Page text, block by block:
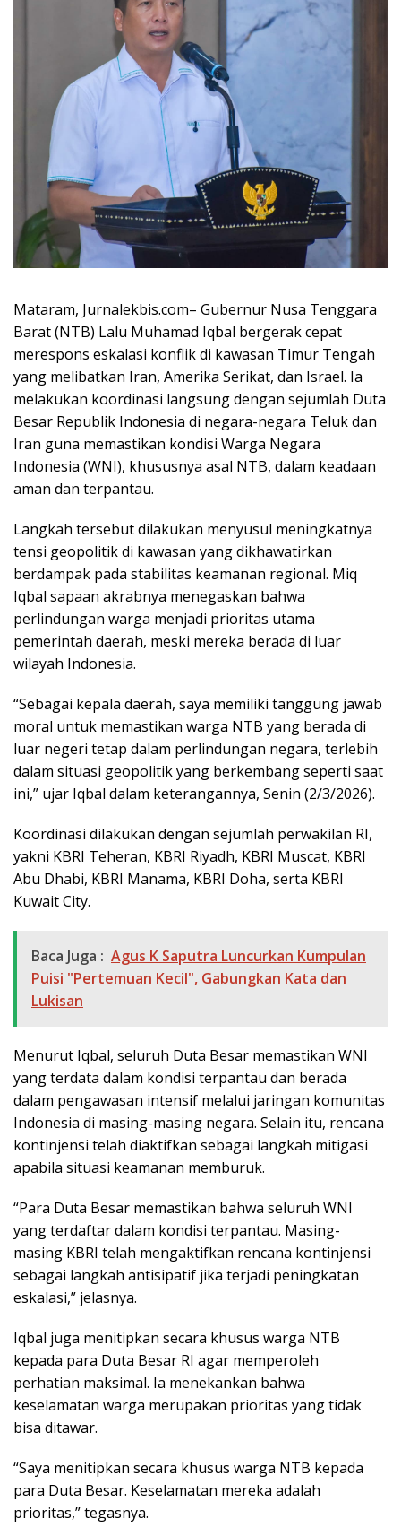
Mataram, Jurnalekbis.com– Gubernur Nusa Tenggara
Barat (NTB) Lalu Muhamad Iqbal bergerak cepat
merespons eskalasi konflik di kawasan Timur Tengah
yang melibatkan Iran, Amerika Serikat, dan Israel. Ia
melakukan koordinasi langsung dengan sejumlah Duta
Besar Republik Indonesia di negara-negara Teluk dan
Iran guna memastikan kondisi Warga Negara
Indonesia (WNI), khususnya asal NTB, dalam keadaan
aman dan terpantau.
Langkah tersebut dilakukan menyusul meningkatnya
tensi geopolitik di kawasan yang dikhawatirkan
berdampak pada stabilitas keamanan regional. Miq
Iqbal sapaan akrabnya menegaskan bahwa
perlindungan warga menjadi prioritas utama
pemerintah daerah, meski mereka berada di luar
wilayah Indonesia.
“Sebagai kepala daerah, saya memiliki tanggung jawab
moral untuk memastikan warga NTB yang berada di
luar negeri tetap dalam perlindungan negara, terlebih
dalam situasi geopolitik yang berkembang seperti saat
ini,” ujar Iqbal dalam keterangannya, Senin (2/3/2026).
Koordinasi dilakukan dengan sejumlah perwakilan RI,
yakni KBRI Teheran, KBRI Riyadh, KBRI Muscat, KBRI
Abu Dhabi, KBRI Manama, KBRI Doha, serta KBRI
Kuwait City.
Baca Juga : Agus K Saputra Luncurkan Kumpulan
Puisi "Pertemuan Kecil", Gabungkan Kata dan
Lukisan
Menurut Iqbal, seluruh Duta Besar memastikan WNI
yang terdata dalam kondisi terpantau dan berada
dalam pengawasan intensif melalui jaringan komunitas
Indonesia di masing-masing negara. Selain itu, rencana
kontinjensi telah diaktifkan sebagai langkah mitigasi
apabila situasi keamanan memburuk.
“Para Duta Besar memastikan bahwa seluruh WNI
yang terdaftar dalam kondisi terpantau. Masing-
masing KBRI telah mengaktifkan rencana kontinjensi
sebagai langkah antisipatif jika terjadi peningkatan
eskalasi,” jelasnya.
Iqbal juga menitipkan secara khusus warga NTB
kepada para Duta Besar RI agar memperoleh
perhatian maksimal. Ia menekankan bahwa
keselamatan warga merupakan prioritas yang tidak
bisa ditawar.
“Saya menitipkan secara khusus warga NTB kepada
para Duta Besar. Keselamatan mereka adalah
prioritas,” tegasnya.